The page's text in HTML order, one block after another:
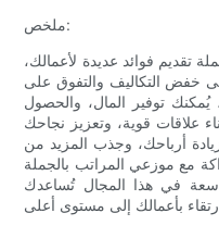
ملخص:
تقديم فوائد عديدة لأعمالك،
خفض التكاليف والتفوق على
يُمكنك توفير المال، والحصول
علاقات قوية، وتعزيز نجاحك
أرباحك، وجذب المزيد من
مع موزعي المراتب بالجملة
في هذا المجال تُساعدك